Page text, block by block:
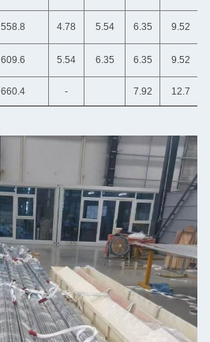
558.8 4.78 5.54 6.35 9.52
609.6 5.54 6.35 6.35 9.52
660.4 - 7.92 12.7